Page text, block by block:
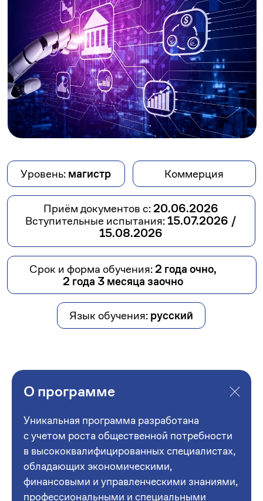
Приём документов с:20.06.2026
Вступительные испытания:15.07.2026 /
Срок и форма обучения:
2 года очно,
2 года 3 месяца заочно
Уровень:магистр Коммерция
Язык обучения:русский
О программе
Уникальная программа разработана
с учетом роста общественной потребности
в высококвалифицированных специалистах,
обладающих экономическими,
финансовыми и управленческими знаниями,
профессиональными и специальными